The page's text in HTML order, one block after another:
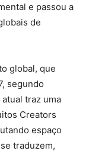
e passou a
de
global, que
segundo
traz uma
Creators
espaço
traduzem,